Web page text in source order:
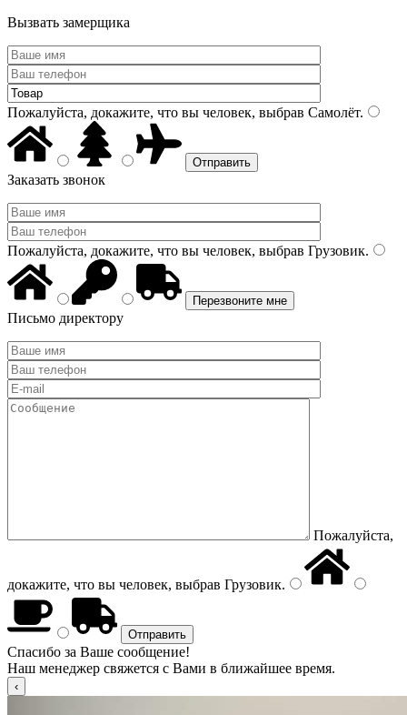
Вызвать замерщика
Пожалуйста, докажите, что вы человек, выбрав Самолёт.
Заказать звонок
Пожалуйста, докажите, что вы человек, выбрав Грузовик.
Письмо директору
Пожалуйста,
докажите, что вы человек, выбрав Грузовик.
Спасибо за Ваше сообщение!
Наш менеджер свяжется с Вами в ближайшее время.